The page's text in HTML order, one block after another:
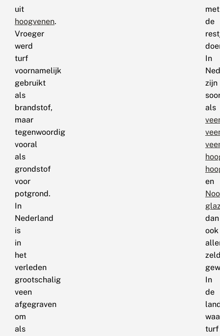
uit
hoogvenen.
Vroeger
werd
turf
voornamelijk
gebruikt
als
brandstof,
maar
tegenwoordig
vooral
als
grondstof
voor
potgrond.
In
Nederland
is
in
het
verleden
grootschalig
veen
afgegraven
om
als
met
de
In
zijn
als
en
dan
ook
In
de
turf